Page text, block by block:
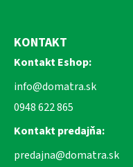
KONTAKT
Kontakt Eshop:
info@domatra.sk
0948 622 865
Kontakt predajňa:
predajna@domatra.sk